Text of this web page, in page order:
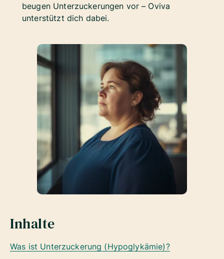
beugen Unterzuckerungen vor – Oviva
unterstützt dich dabei.
Inhalte
Was ist Unterzuckerung (Hypoglykämie)?